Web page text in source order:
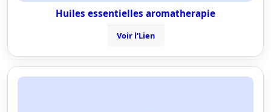
Huiles essentielles aromatherapie
Voir l'Lien